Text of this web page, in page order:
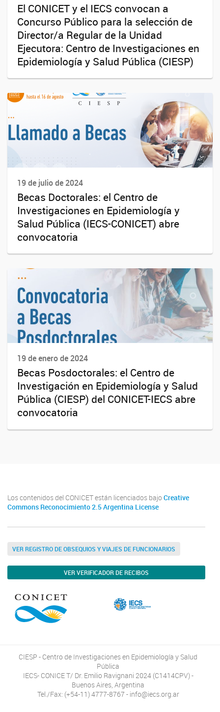
El CONICET y el IECS convocan a
Concurso Público para la selección de
Director/a Regular de la Unidad
Ejecutora: Centro de Investigaciones en
Epidemiología y Salud Pública (CIESP)
19 de julio de 2024
Becas Doctorales: el Centro de
Investigaciones en Epidemiología y
Salud Pública (IECS-CONICET) abre
convocatoria
19 de enero de 2024
Becas Posdoctorales: el Centro de
Investigación en Epidemiología y Salud
Pública (CIESP) del CONICET-IECS abre
convocatoria
Los contenidos del CONICET están licenciados bajo Creative
Commons Reconocimiento 2.5 Argentina License
VER REGISTRO DE OBSEQUIOS Y VIAJES DE FUNCIONARIOS
VER VERIFICADOR DE RECIBOS
CIESP - Centro de Investigaciones en Epidemiología y Salud
Pública
IECS- CONICE T/ Dr. Emilio Ravignani 2024 (C1414CPV) -
Buenos Aires, Argentina
Tel./Fax: (+54-11) 4777-8767 - info@iecs.org.ar